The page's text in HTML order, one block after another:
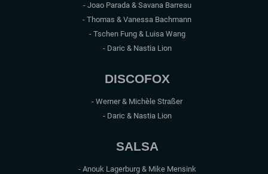
- Joao Parada & Savana Barreau
- Thomas & Vanessa Bachmann
- Tschen Fung & Luisa Wang
- Daric & Nastia Lion
DISCOFOX
- Werner & Michèle Straßer
- Daric & Nastia Lion
SALSA
- Anouk Lagerburg & Mike Mensink